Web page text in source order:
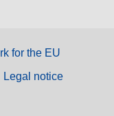
for the EU
Legal notice